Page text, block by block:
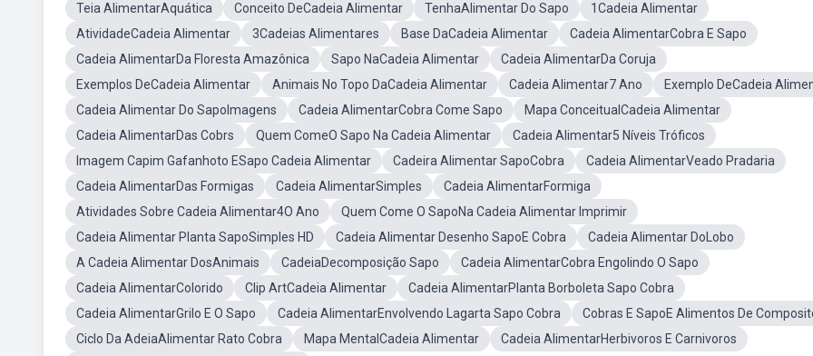
Teia AlimentarAquática
Conceito DeCadeia Alimentar TenhaAlimentar Do Sapo
1Cadeia Alimentar
AtividadeCadeia Alimentar
3Cadeias Alimentares Base DaCadeia Alimentar
Cadeia AlimentarCobra E Sapo
Cadeia AlimentarDa Floresta Amazônica
Sapo NaCadeia Alimentar
Cadeia AlimentarDa Coruja
Exemplos DeCadeia Alimentar
Animais No Topo DaCadeia Alimentar Cadeia Alimentar7 Ano
Exemplo DeCadeia
Cadeia Alimentar Do SapoImagens
Cadeia AlimentarCobra Come Sapo
Mapa ConceitualCadeia Alimentar
Cadeia AlimentarDas Cobrs
Quem ComeO Sapo Na Cadeia Alimentar
Cadeia Alimentar5 Níveis Tróficos
Imagem Capim Gafanhoto ESapo Cadeia Alimentar
Cadeira Alimentar SapoCobra
Cadeia AlimentarVeado Pradaria
Cadeia AlimentarDas Formigas
Cadeia AlimentarSimples
Cadeia AlimentarFormiga
Atividades Sobre Cadeia Alimentar4O Ano
Quem Come O SapoNa Cadeia Alimentar Imprimir
Cadeia Alimentar Planta SapoSimples HD
Cadeia Alimentar Desenho SapoE Cobra
Cadeia Alimentar DoLobo
A Cadeia Alimentar DosAnimais
CadeiaDecomposição Sapo
Cadeia AlimentarCobra Engolindo O Sapo
Cadeia AlimentarColorido
Clip ArtCadeia Alimentar
Cadeia AlimentarPlanta Borboleta Sapo Cobra
Cadeia AlimentarGrilo E O Sapo
Cadeia AlimentarEnvolvendo Lagarta Sapo Cobra
Cobras E SapoE Alimentos De
Ciclo Da AdeiaAlimentar Rato Cobra
Mapa MentalCadeia Alimentar
Cadeia AlimentarHerbivoros E Carnivoros